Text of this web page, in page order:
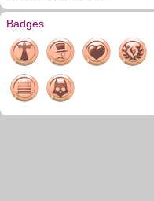
Badges